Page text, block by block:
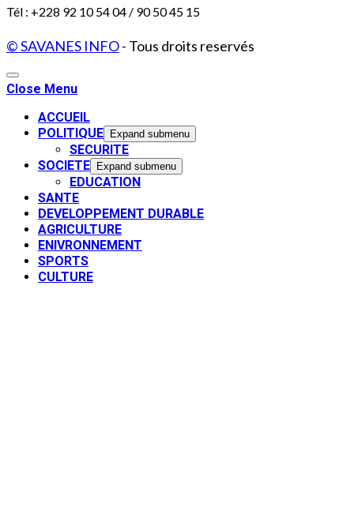
Tél : +228 92 10 54 04 / 90 50 45 15
© SAVANES INFO- Tous droits reservés
Close Menu
ACCUEIL
POLITIQUE
Expand submenu
SECURITE
SOCIETE
Expand submenu
EDUCATION
SANTE
DEVELOPPEMENT DURABLE
AGRICULTURE
ENIVRONNEMENT
SPORTS
CULTURE